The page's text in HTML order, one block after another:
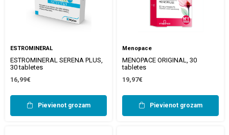
ESTROMINERAL
ESTROMINERAL SERENA PLUS,
30 tabletes
16,99€
Pievienot grozam
Menopace
MENOPACE ORIGINAL, 30
tabletes
19,97€
Pievienot grozam